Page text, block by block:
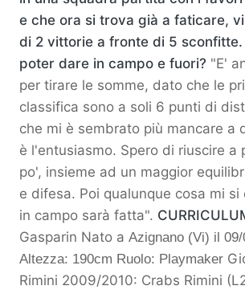
e che ora si trova già a faticare,
di 2 vittorie a fronte di 5
poter dare in campo e fuori? "E'
per tirare le somme, dato che le
classifica sono a soli 6 punti di
che mi è sembrato più mancare a
è l'entusiasmo. Spero di riuscire a
po', insieme ad un maggior
e difesa. Poi qualunque cosa mi
in campo sarà fatta".
Gasparin Nato a Azignano (Vi) il 09/
Altezza: 190cm Ruolo: Playmaker
Rimini 2009/2010: Crabs Rimini